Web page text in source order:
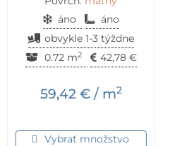
áno
áno
obvykle 1-3 týždne
0.72 m2 42,78 €
59,42 €/ m2
Vybrať množstvo